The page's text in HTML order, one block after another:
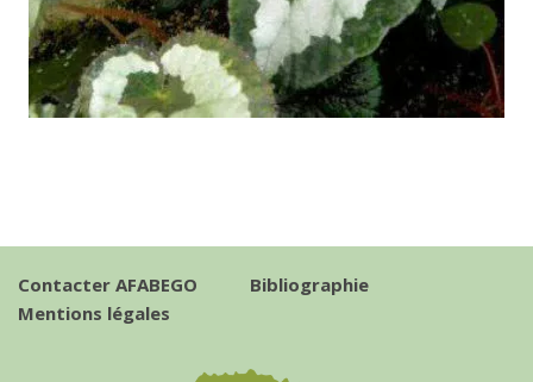
Contacter AFABEGO
Bibliographie
Mentions légales